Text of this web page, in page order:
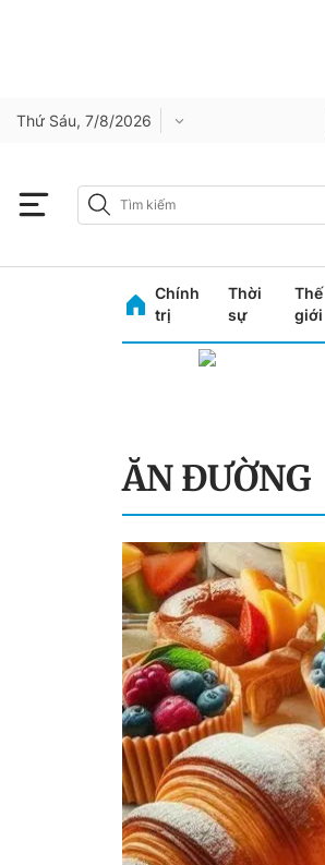
Thứ Sáu, 7/8/2026
Chính
trị
Thời
sự
Thế
giới
ĂN ĐƯỜNG